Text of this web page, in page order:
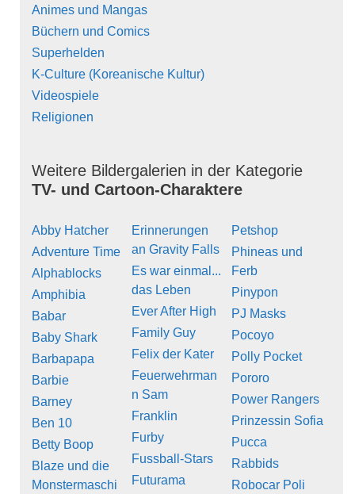
Animes und Mangas
Büchern und Comics
Superhelden
K-Culture (Koreanische Kultur)
Videospiele
Religionen
Weitere Bildergalerien in der Kategorie
TV- und Cartoon-Charaktere
Abby Hatcher
Adventure Time
Alphablocks
Amphibia
Babar
Baby Shark
Barbapapa
Barbie
Barney
Ben 10
Betty Boop
Blaze und die
Monstermaschi
Erinnerungen
an Gravity Falls
Es war einmal...
das Leben
Ever After High
Family Guy
Felix der Kater
Feuerwehrman
n Sam
Franklin
Furby
Fussball-Stars
Futurama
Petshop
Phineas und
Ferb
Pinypon
PJ Masks
Pocoyo
Polly Pocket
Pororo
Power Rangers
Prinzessin Sofia
Pucca
Rabbids
Robocar Poli